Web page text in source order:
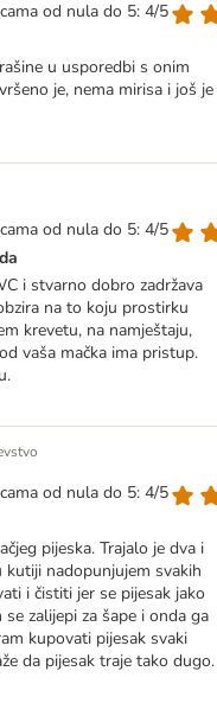
od nula do 5: 4/5
u usporedbi s onim
je, nema mirisa i još je
od nula do 5: 4/5
i stvarno dobro zadržava
na to koju prostirku
krevetu, na namještaju,
vaša mačka ima pristup.
od nula do 5: 4/5
pijeska. Trajalo je dva i
kutiji nadopunjujem svakih
i čistiti jer se pijesak jako
zalijepi za šape i onda ga
kupovati pijesak svaki
da pijesak traje tako dugo.